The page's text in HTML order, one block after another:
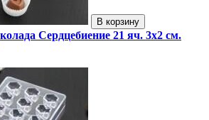
В корзину
Сердцебиение 21 яч. 3х2 см.